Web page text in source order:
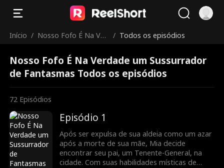
Início / Nosso Fofo É Na Ver
dade um Sussurrado
r de Fantasmas
/ Todos os episódios
Nosso Fofo É Na Verdade um Sussurrador
de Fantasmas Todos os episódios
72 Episódios
Episódio 1
Após ser expulsa de sua aldeia como um azar
após a morte de sua mãe, Mia decide
encontrar seu pai, um Tenente-General, na
cidade. Com suas habilidades místicas de